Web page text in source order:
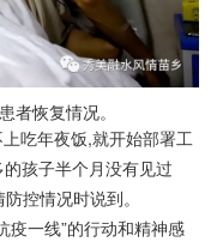
者恢复情况。
吃年夜饭,就开始部署工
孩子半个月没有见过
控情况时说到。
疫一线”的行动和精神感